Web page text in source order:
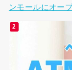
ンモールにオー